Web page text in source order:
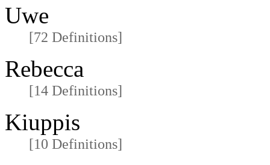
Uwe
[72 Definitions]
Rebecca
[14 Definitions]
Kiuppis
[10 Definitions]